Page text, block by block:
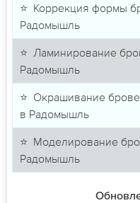
⭐ Коррекция формы
Радомышль
⭐ Ламинирование
Радомышль
⭐ Окрашивание
в Радомышль
⭐ Моделирование
Радомышль